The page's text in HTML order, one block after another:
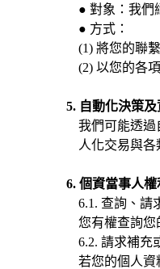
● 對象：我們
● 方式：
(1) 將您的聯
(2) 以您的各
5. 自動化決策
我們可能透過
人化交易與
6. 個資當事人權
6.1. 查詢、請
您有權查詢您
6.2. 請求補充
若您的個人資